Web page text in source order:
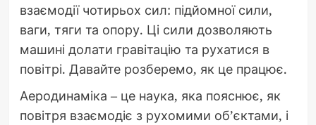
взаємодії чотирьох сил: підйомної сили,
ваги, тяги та опору. Ці сили дозволяють
машині долати гравітацію та рухатися в
повітрі. Давайте розберемо, як це працює.
Аеродинаміка – це наука, яка пояснює, як
повітря взаємодіє з рухомими об’єктами, і